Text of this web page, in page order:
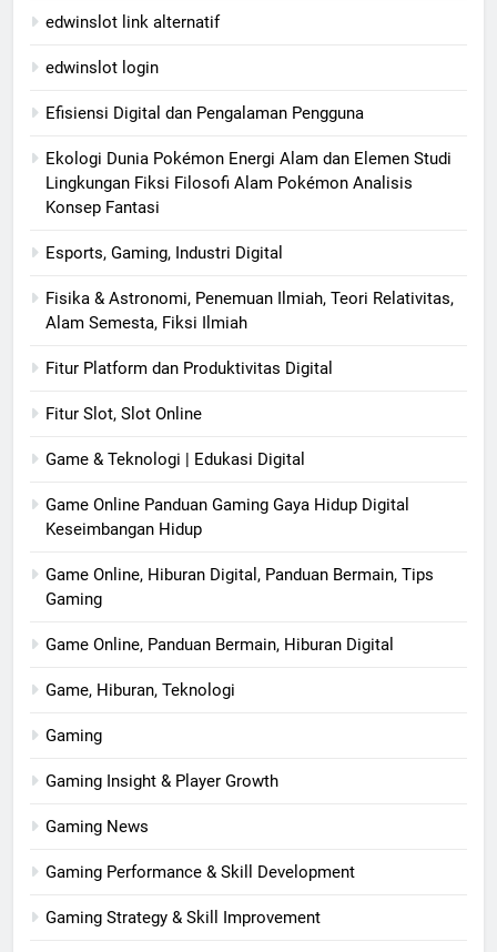
edwinslot link alternatif
edwinslot login
Efisiensi Digital dan Pengalaman Pengguna
Ekologi Dunia Pokémon Energi Alam dan Elemen Studi
Lingkungan Fiksi Filosofi Alam Pokémon Analisis
Konsep Fantasi
Esports, Gaming, Industri Digital
Fisika & Astronomi, Penemuan Ilmiah, Teori Relativitas,
Alam Semesta, Fiksi Ilmiah
Fitur Platform dan Produktivitas Digital
Fitur Slot, Slot Online
Game & Teknologi | Edukasi Digital
Game Online Panduan Gaming Gaya Hidup Digital
Keseimbangan Hidup
Game Online, Hiburan Digital, Panduan Bermain, Tips
Gaming
Game Online, Panduan Bermain, Hiburan Digital
Game, Hiburan, Teknologi
Gaming
Gaming Insight & Player Growth
Gaming News
Gaming Performance & Skill Development
Gaming Strategy & Skill Improvement